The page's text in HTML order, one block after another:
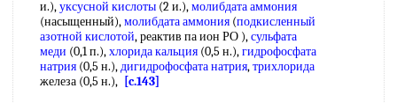
и.),уксусной кислоты (2 и.),молибдата аммония
(насыщенный),молибдата аммония (подкисленный
азотной кислотой, реактив па ион РО ),сульфата
меди (0,1 п.),хлорида кальция (0,5 н.),гидрофосфата
натрия (0,5 н.),дигидрофосфата натрия,трихлорида
железа (0,5 н.), [c.143]